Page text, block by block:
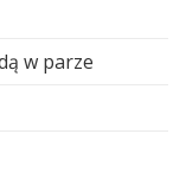
w parze